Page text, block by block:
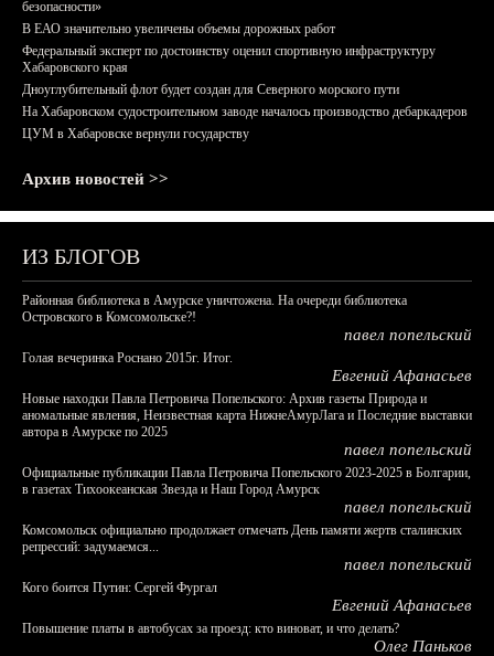
безопасности»
В ЕАО значительно увеличены объемы дорожных работ
Федеральный эксперт по достоинству оценил спортивную инфраструктуру
Хабаровского края
Дноуглубительный флот будет создан для Северного морского пути
На Хабаровском судостроительном заводе началось производство дебаркадеров
ЦУМ в Хабаровске вернули государству
Архив новостей >>
ИЗ БЛОГОВ
Районная библиотека в Амурске уничтожена. На очереди библиотека
Островского в Комсомольске?!
павел попельский
Голая вечеринка Роснано 2015г. Итог.
Евгений Афанасьев
Новые находки Павла Петровича Попельского: Архив газеты Природа и
аномальные явления, Неизвестная карта НижнеАмурЛага и Последние выставки
автора в Амурске по 2025
павел попельский
Официальные публикации Павла Петровича Попельского 2023-2025 в Болгарии,
в газетах Тихоокеанская Звезда и Наш Город Амурск
павел попельский
Комсомольск официально продолжает отмечать День памяти жертв сталинских
репрессий: задумаемся...
павел попельский
Кого боится Путин: Сергей Фургал
Евгений Афанасьев
Повышение платы в автобусах за проезд: кто виноват, и что делать?
Олег Паньков